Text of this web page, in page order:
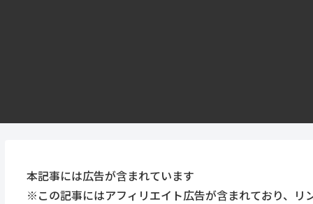
本記事には広告が含まれています
※この記事にはアフィリエイト広告が含まれており、